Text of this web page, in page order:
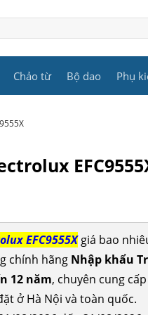
Chảo từ Bộ dao Phụ
EFC9555Xgiá bao
chính hãng Nhập khẩu
12 năm, chuyên cung
ở Hà Nội và toàn quốc.